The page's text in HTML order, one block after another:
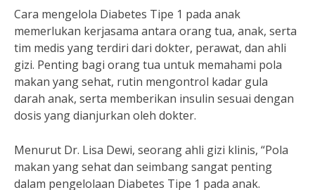
Cara mengelola Diabetes Tipe 1 pada anak
memerlukan kerjasama antara orang tua, anak, serta
tim medis yang terdiri dari dokter, perawat, dan ahli
gizi. Penting bagi orang tua untuk memahami pola
makan yang sehat, rutin mengontrol kadar gula
darah anak, serta memberikan insulin sesuai dengan
dosis yang dianjurkan oleh dokter.
Menurut Dr. Lisa Dewi, seorang ahli gizi klinis, “Pola
makan yang sehat dan seimbang sangat penting
dalam pengelolaan Diabetes Tipe 1 pada anak.